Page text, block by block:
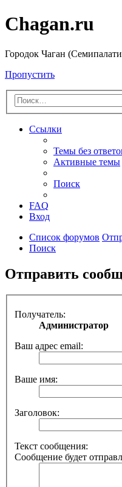
Chagan.ru
Городок Чаган
Пропустить
Ссылки
Темы без
Активные темы
Поиск
FAQ
Вход
Список форумов
Поиск
Отправить
Получатель:
Администратор
Ваш адрес email:
Ваше имя:
Заголовок:
Текст сообщения:
Сообщение будет